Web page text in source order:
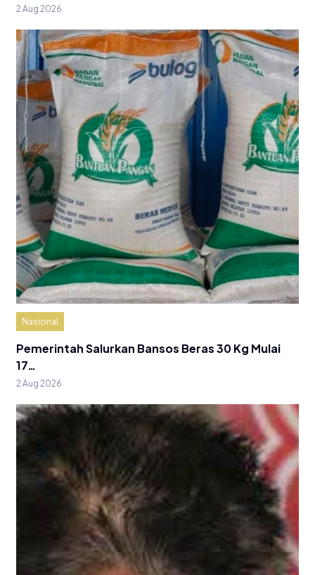
2 Aug 2026
Nasional
Pemerintah Salurkan Bansos Beras 30 Kg Mulai
17…
2 Aug 2026